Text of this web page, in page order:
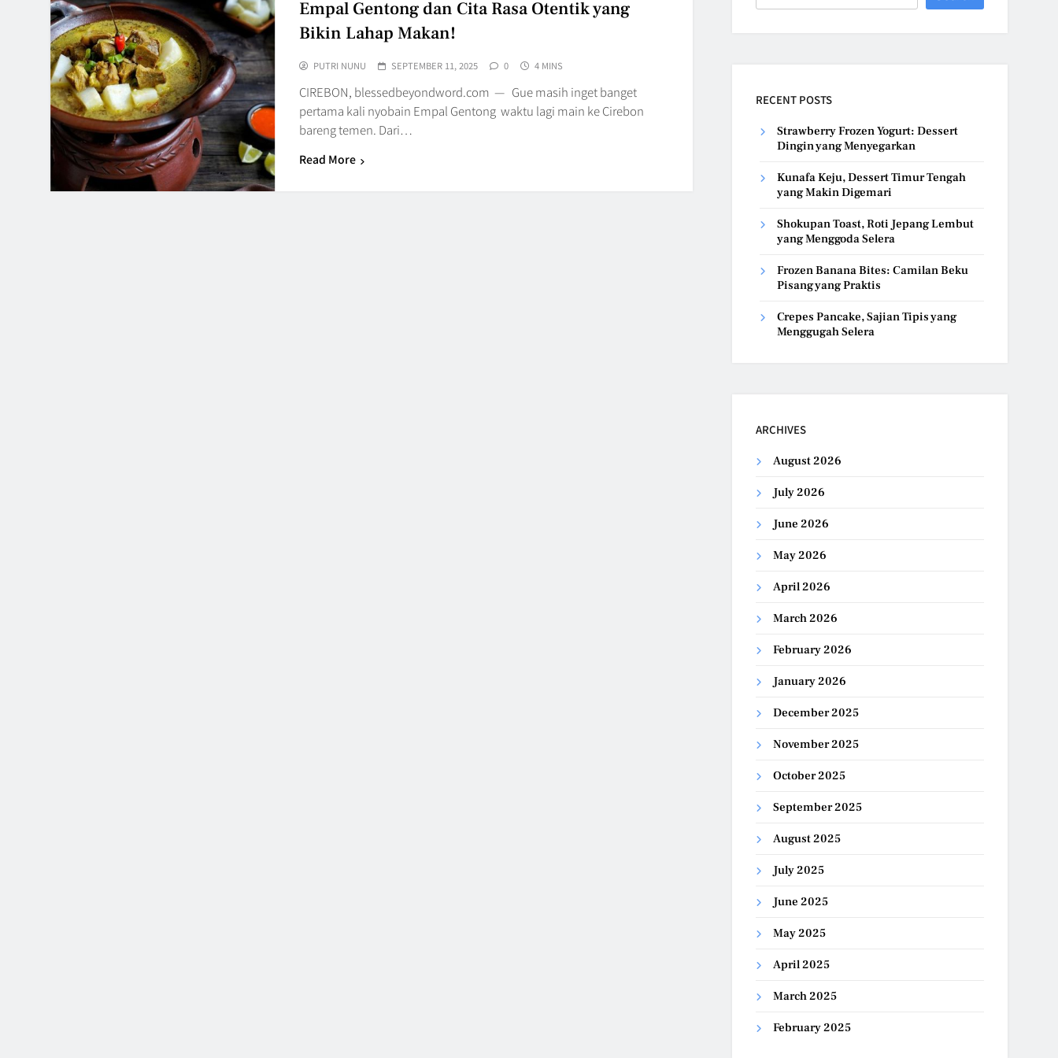
Empal Gentong dan Cita Rasa Otentik yang
Bikin Lahap Makan!
PUTRI NUNU SEPTEMBER 11, 2025 0 4 MINS
CIREBON, blessedbeyondword.com — Gue masih inget banget
pertama kali nyobain Empal Gentong waktu lagi main ke Cirebon
bareng temen. Dari…
Read More
RECENT POSTS
Strawberry Frozen Yogurt: Dessert
Dingin yang Menyegarkan
Kunafa Keju, Dessert Timur Tengah
yang Makin Digemari
Shokupan Toast, Roti Jepang Lembut
yang Menggoda Selera
Frozen Banana Bites: Camilan Beku
Pisang yang Praktis
Crepes Pancake, Sajian Tipis yang
Menggugah Selera
ARCHIVES
August 2026
July 2026
June 2026
May 2026
April 2026
March 2026
February 2026
January 2026
December 2025
November 2025
October 2025
September 2025
August 2025
July 2025
June 2025
May 2025
April 2025
March 2025
February 2025